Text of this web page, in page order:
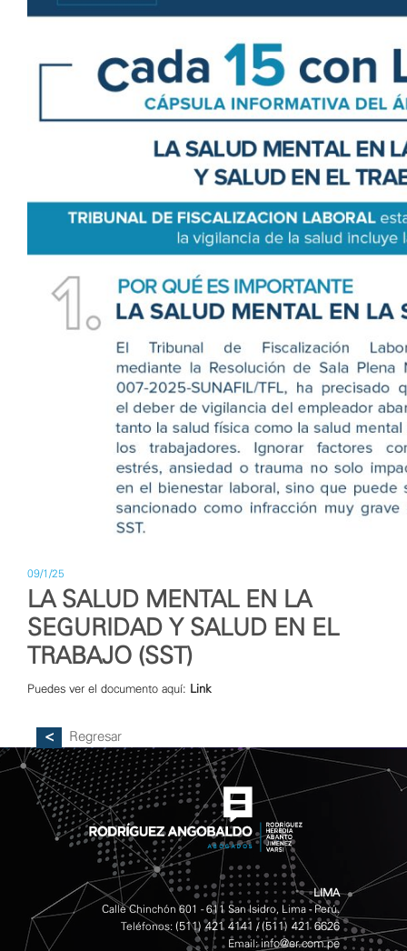
09/1/25
LA SALUD MENTAL EN LA
SEGURIDAD Y SALUD EN EL
TRABAJO (SST)
Puedes ver el documento aquí: Link
Regresar
LIMA
Calle Chinchón 601 - 611 San Isidro, Lima - Perú.
Teléfonos: (511) 421 4141 /(511) 421 6626
Email:info@er.com.pe